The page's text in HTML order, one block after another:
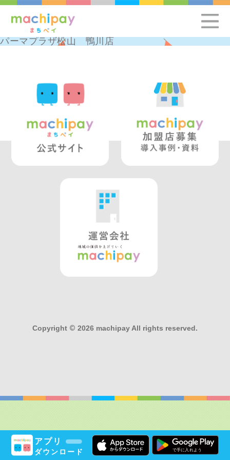
アプリ
ダウンロード
パーマプラザ松山 鴨川店
Copyright © 2026 machipay All rights reserved.